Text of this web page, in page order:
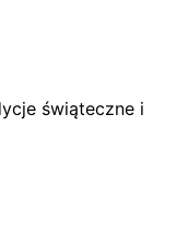
świąteczne i